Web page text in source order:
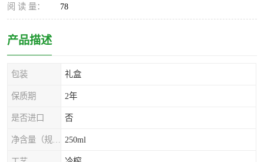
阅 读 量： 78
产品描述
包装 礼盒
保质期 2年
是否进口 否
250ml